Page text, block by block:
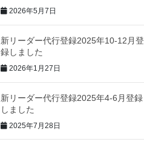
2026年5月7日
新リーダー代行登録2025年10-12月登
録しました
2026年1月27日
新リーダー代行登録2025年4-6月登録
しました
2025年7月28日